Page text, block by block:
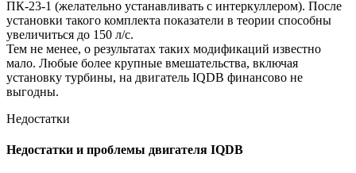
ПК-23-1 (желательно устанавливать с интеркуллером). После
установки такого комплекта показатели в теории способны
увеличиться до 150 л/с.
Тем не менее, о результатах таких модификаций известно
мало. Любые более крупные вмешательства, включая
установку турбины, на двигатель IQDB финансово не
выгодны.
Недостатки
Недостатки и проблемы двигателя IQDB